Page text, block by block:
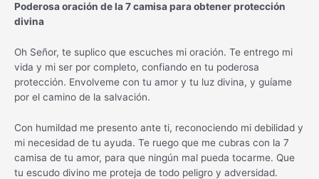
Poderosa oración de la 7 camisa para obtener protección
divina
Oh Señor, te suplico que escuches mi oración. Te entrego mi
vida y mi ser por completo, confiando en tu poderosa
protección. Envolveme con tu amor y tu luz divina, y guíame
por el camino de la salvación.
Con humildad me presento ante ti, reconociendo mi debilidad y
mi necesidad de tu ayuda. Te ruego que me cubras con la 7
camisa de tu amor, para que ningún mal pueda tocarme. Que
tu escudo divino me proteja de todo peligro y adversidad.